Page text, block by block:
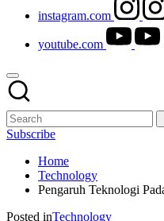
instagram.com
youtube.com
Subscribe
Home
Technology
Pengaruh Teknologi
Posted inTechnology